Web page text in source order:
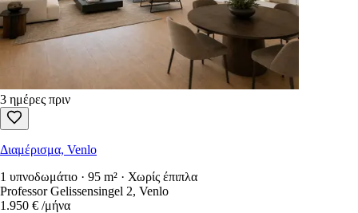
3 ημέρες πριν
Διαμέρισμα, Venlo
1 υπνοδωμάτιο · 95 m² · Χωρίς έπιπλα
Professor Gelissensingel 2, Venlo
1.950 € /μήνα